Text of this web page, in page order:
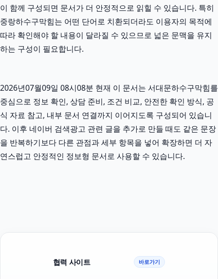
이 함께 구성되면 문서가 더 안정적으로 읽힐 수 있습니다. 특히
중랑하수구막힘는 어떤 단어로 치환되더라도 이용자의 목적에
따라 확인해야 할 내용이 달라질 수 있으므로 넓은 문맥을 유지
하는 구성이 필요합니다.
2026년07월09일 08시08분 현재 이 문서는 서대문하수구막힘를
중심으로 정보 확인, 상담 준비, 조건 비교, 안전한 확인 방식, 공
식 자료 참고, 내부 문서 연결까지 이어지도록 구성되어 있습니
다. 이후 네이버 검색광고 관련 글을 추가로 만들 때도 같은 문장
을 반복하기보다 다른 관점과 세부 항목을 넣어 확장하면 더 자
연스럽고 안정적인 정보형 문서로 사용할 수 있습니다.
협력 사이트 바로가기